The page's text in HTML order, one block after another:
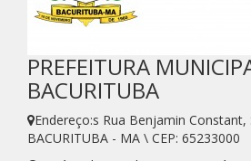
PREFEITURA
BACURITUBA
Endereço:s Rua Benjamin Constant,
BACURITUBA - MA \ CEP: 65233000